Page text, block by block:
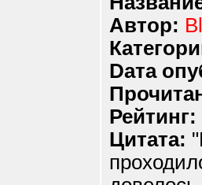
Автор:
Dата
Рейтинг:
Цитата: